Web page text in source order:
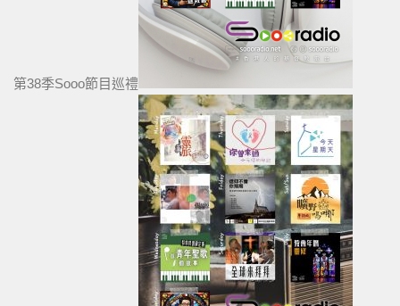
第38季Sooo節目巡禮